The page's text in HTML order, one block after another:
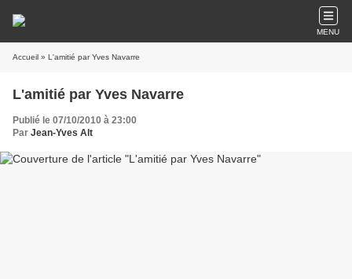
MENU
Accueil » L'amitié par Yves Navarre
L'amitié par Yves Navarre
Publié le 07/10/2010 à 23:00
Par Jean-Yves Alt